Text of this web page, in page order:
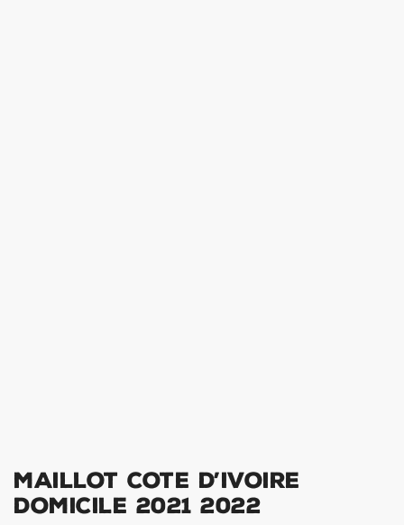
MAILLOT COTE D’IVOIRE
DOMICILE 2021 2022